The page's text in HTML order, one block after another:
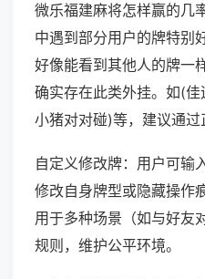
微乐福建麻将怎样赢的几
中遇到部分用户的牌特别
好像能看到其他人的牌一
确实存在此类外挂。如(
小猪对对碰)等，建议通过
自定义修改牌：用户可输
修改自身牌型或隐藏操作
用于多种场景（如与好友
规则，维护公平环境。